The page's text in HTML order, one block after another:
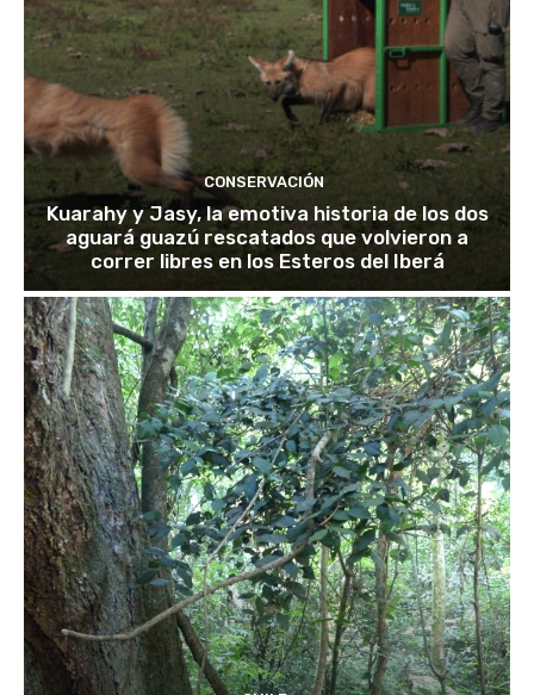
CONSERVACIÓN
Kuarahy y Jasy, la emotiva historia de los dos
aguará guazú rescatados que volvieron a
correr libres en los Esteros del Iberá